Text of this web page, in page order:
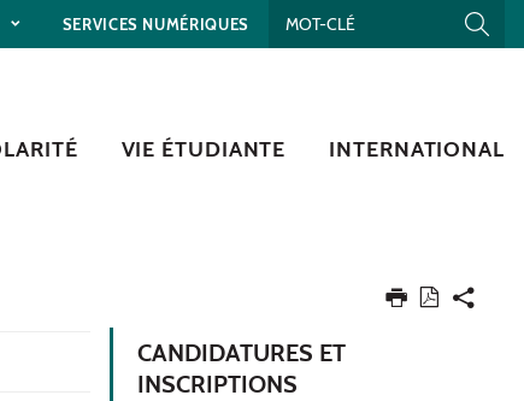
SERVICES NUMÉRIQUES
VIE ÉTUDIANTE INTERNATIONAL
CANDIDATURES ET
INSCRIPTIONS